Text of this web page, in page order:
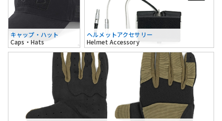
キャップ・ハット
Caps・Hats
ヘルメットアクセサリー
Helmet Accessory